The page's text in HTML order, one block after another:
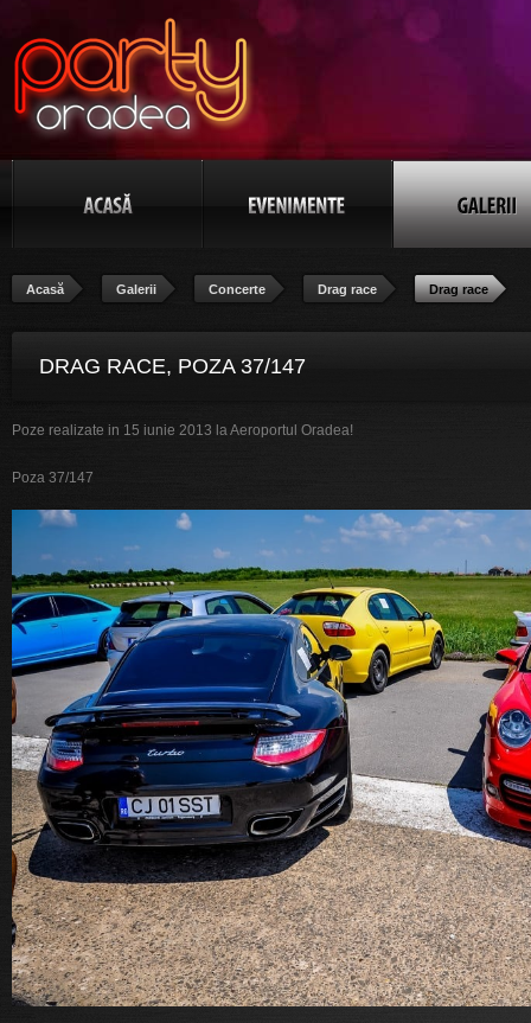
Acasă Galerii Concerte Drag race Drag race
DRAG RACE, POZA 37/147
Poze realizate in 15 iunie 2013 la Aeroportul Oradea!
Poza 37/147